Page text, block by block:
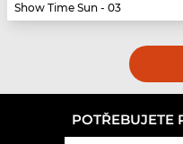
Show Time Sun - 03
POTŘEBUJETE